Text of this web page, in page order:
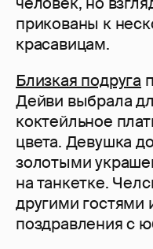
прикованы к
красавицам.
Близкая подруга
Дейви выбрала
коктейльное
цвета. Девушка
золотыми
на танкетке.
другими гостями
поздравления с